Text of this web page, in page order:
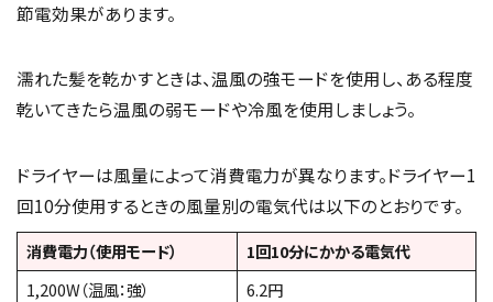
節電効果があります。
濡れた髪を乾かすときは、温風の強モードを使用し、ある程度
乾いてきたら温風の弱モードや冷風を使用しましょう。
ドライヤーは風量によって消費電力が異なります。ドライヤー1
回10分使用するときの風量別の電気代は以下のとおりです。
消費電力（使用モード）
1回10分にかかる電気代
1,200W（温風：強）
6.2円